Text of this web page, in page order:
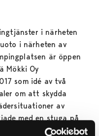
i närheten
i närheten av
är öppen
Mökki Oy
som idé av två
om att skydda
av
med en stuga på
Mökki Oy ökat till